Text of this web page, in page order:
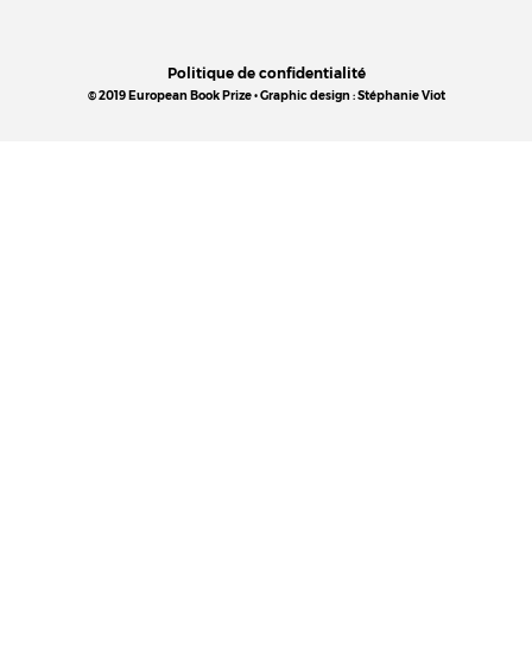
Politique de confidentialité
© 2019 European Book Prize • Graphic design : Stéphanie Viot